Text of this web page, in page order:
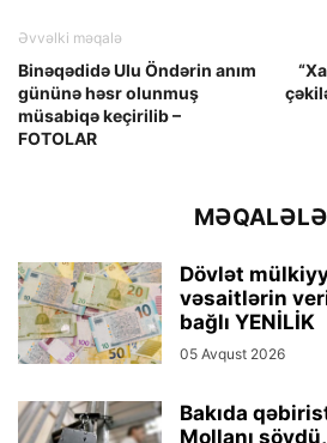
Əvvəlki məqalə
Binəqədidə Ulu Öndərin anım
gününə həsr olunmuş
müsabiqə keçirilib –
FOTOLAR
Dövlət
vəsaitlərin
bağlı YENİLİK
05 Avqust 2026
Bakıda
Mollanı